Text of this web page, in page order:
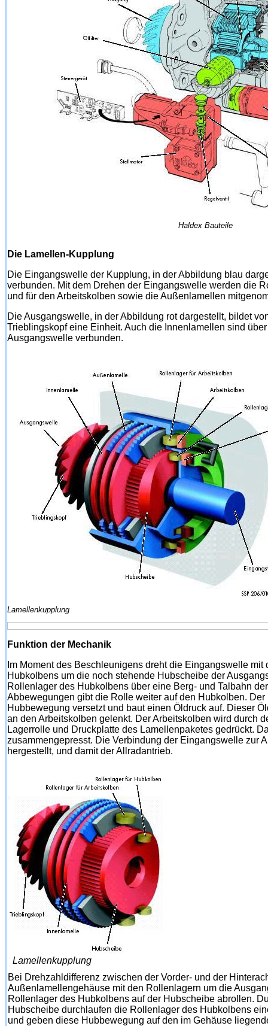
Haldex Bauteile
Die Lamellen-Kupplung
Die Eingangswelle der Kupplung, in der Abbildung blau
verbunden. Mit dem Drehen der Eingangswelle werden die
und für den Arbeitskolben sowie die Außenlamellen
Die Ausgangswelle, in der Abbildung rot dargestellt, bildet
Trieblingskopf eine Einheit. Auch die Innenlamellen sind
Ausgangswelle verbunden.
Lamellenkupplung
Funktion der Mechanik
Im Moment des Beschleunigens dreht die Eingangswelle
Hubkolbens um die noch stehende Hubscheibe der
Rollenlager des Hubkolbens über eine Berg- und Talbahn
Abbewegungen gibt die Rolle weiter auf den Hubkolben.
Hubbewegung versetzt und baut einen Öldruck auf. Dieser
an den Arbeitskolben gelenkt. Der Arbeitskolben wird durch
Lagerrolle und Druckplatte des Lamellenpaketes gedrückt.
zusammengepresst. Die Verbindung der Eingangswelle zur
hergestellt, und damit der Allradantrieb.
Lamellenkupplung
Bei Drehzahldifferenz zwischen der Vorder- und der
Außenlamellengehäuse mit den Rollenlagern um die
Rollenlager des Hubkolbens auf der Hubscheibe abrollen.
Hubscheibe durchlaufen die Rollenlager des Hubkolbens
und geben diese Hubbewegung auf den im Gehäuse